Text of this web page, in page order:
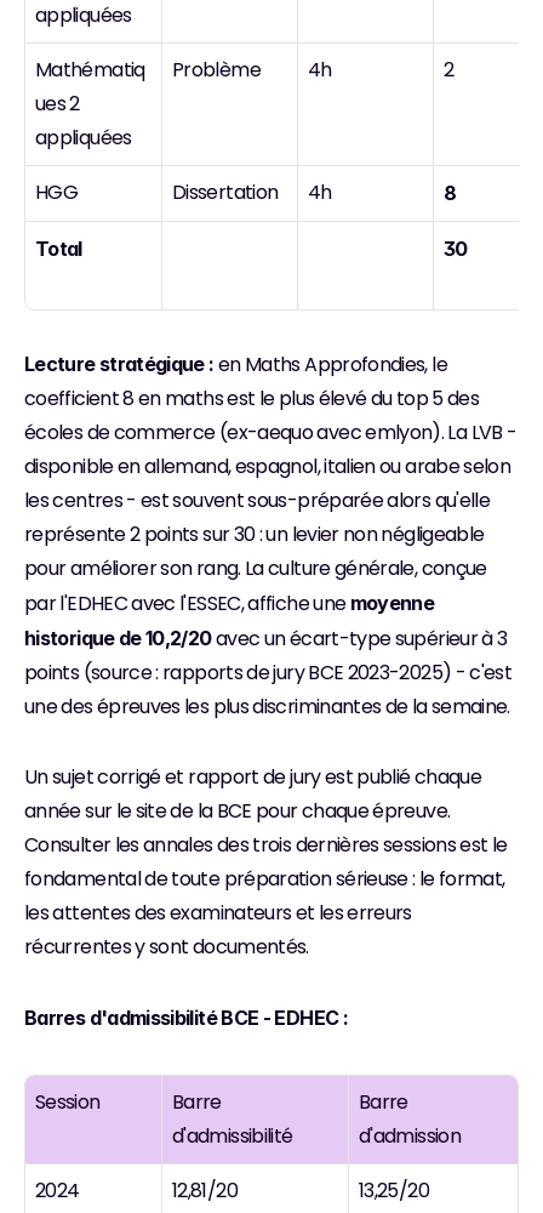
appliquées
Mathématiq
ues 2
appliquées
Problème 4h 2
HGG Dissertation 4h 8
Total 30
Lecture stratégique : en Maths Approfondies, le
coefficient 8 en maths est le plus élevé du top 5 des
écoles de commerce (ex-aequo avec emlyon). La LVB -
disponible en allemand, espagnol, italien ou arabe selon
les centres - est souvent sous-préparée alors qu'elle
représente 2 points sur 30 : un levier non négligeable
pour améliorer son rang. La culture générale, conçue
par l'EDHEC avec l'ESSEC, affiche une moyenne
historique de 10,2/20 avec un écart-type supérieur à 3
points (source : rapports de jury BCE 2023-2025) - c'est
une des épreuves les plus discriminantes de la semaine.
Un sujet corrigé et rapport de jury est publié chaque
année sur le site de la BCE pour chaque épreuve.
Consulter les annales des trois dernières sessions est le
fondamental de toute préparation sérieuse : le format,
les attentes des examinateurs et les erreurs
récurrentes y sont documentés.
Barres d'admissibilité BCE - EDHEC :
Session
Barre
d'admissibilité
Barre
d'admission
2024
12,81/20
13,25/20